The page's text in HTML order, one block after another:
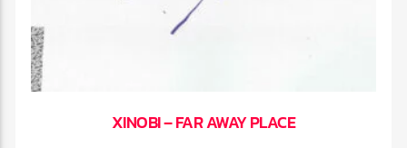
XINOBI – FAR AWAY PLACE